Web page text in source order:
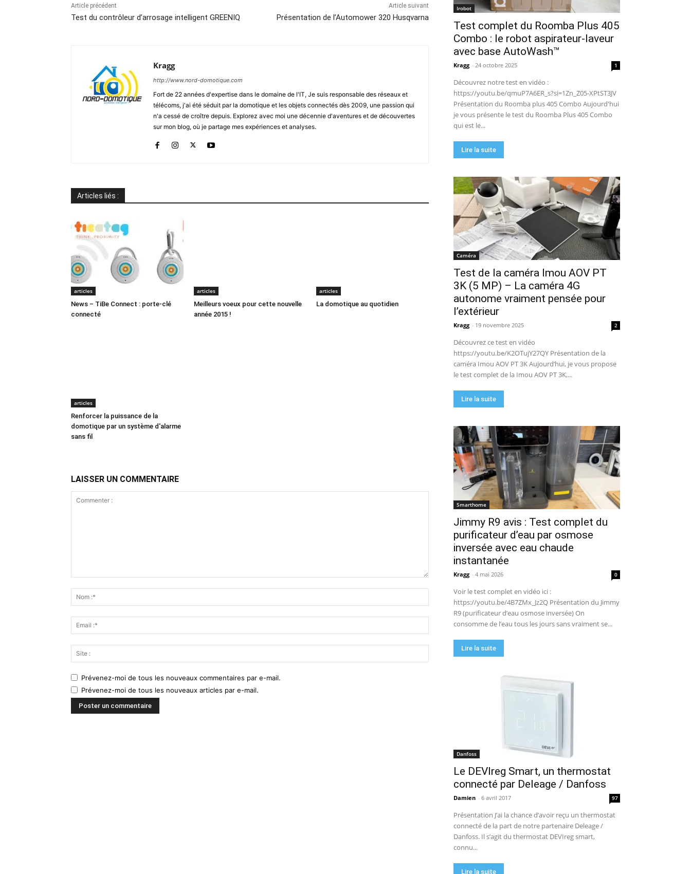
Article précédent
Test du contrôleur d’arrosage intelligent GREENIQ
Article suivant
Présentation de l’Automower 320 Husqvarna
Kragg
http://www.nord-domotique.com
Fort de 22 années d'expertise dans le domaine de l'IT, Je suis responsable des réseaux et
télécoms, j'ai été séduit par la domotique et les objets connectés dès 2009, une passion qui
n'a cessé de croître depuis. Explorez avec moi une décennie d'aventures et de découvertes
sur mon blog, où je partage mes expériences et analyses.
Articles liés :
articles
News – TiBe Connect : porte-clé
connecté
articles
Meilleurs voeux pour cette nouvelle
année 2015 !
articles
La domotique au quotidien
articles
Renforcer la puissance de la
domotique par un système d'alarme
sans fil
LAISSER UN COMMENTAIRE
:*
:*
:
Prévenez-moi de tous les nouveaux commentaires par e-mail.
Prévenez-moi de tous les nouveaux articles par e-mail.
🏆 Sunseeker S4 : le robot
cartographie votre jardin tout
seul.
09:48
DJI Power 1000 Mini : j'ai testé
cette station d'énergie
compacte… elle m'a bluffé !
11:56
Irobot
Test complet du Roomba Plus 405
Combo : le robot aspirateur-laveur
avec base AutoWash™
Kragg - 24 octobre 2025 1
Découvrez notre test en vidéo :
https://youtu.be/qmuP7A6ER_s?si=1Zn_Z05-XPtST3JV
Présentation du Roomba plus 405 Combo Aujourd'hui
je vous présente le test du Roomba Plus 405 Combo
qui est le...
Lire la suite
Caméra
Test de la caméra Imou AOV PT
3K (5 MP) – La caméra 4G
autonome vraiment pensée pour
l’extérieur
Kragg - 19 novembre 2025 2
Découvrez ce test en vidéo
https://youtu.be/K2OTujY27QY Présentation de la
caméra Imou AOV PT 3K Aujourd’hui, je vous propose
le test complet de la Imou AOV PT 3K,...
Lire la suite
Smarthome
Jimmy R9 avis : Test complet du
purificateur d’eau par osmose
inversée avec eau chaude
instantanée
Kragg - 4 mai 2026 0
Voir le test complet en vidéo ici :
https://youtu.be/4B7ZMx_Jz2Q Présentation du Jimmy
R9 (purificateur d’eau osmose inversée) On
consomme de l’eau tous les jours sans vraiment se...
Lire la suite
Danfoss
Le DEVIreg Smart, un thermostat
connecté par Deleage / Danfoss
Damien - 6 avril 2017 97
Présentation J’ai la chance d’avoir reçu un thermostat
connecté de la part de notre partenaire Deleage /
Danfoss. Il s’agit du thermostat DEVIreg smart,
connu...
Lire la suite